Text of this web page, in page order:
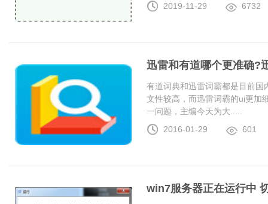
2019-11-29
6732
迅雷和有道哪个更准确?
有道词典和迅雷词霸都是目前
文性较高，而迅雷词霸的ui更加
一问题，主编今天为大.....
2016-01-29
601
win7服务器正在运行中